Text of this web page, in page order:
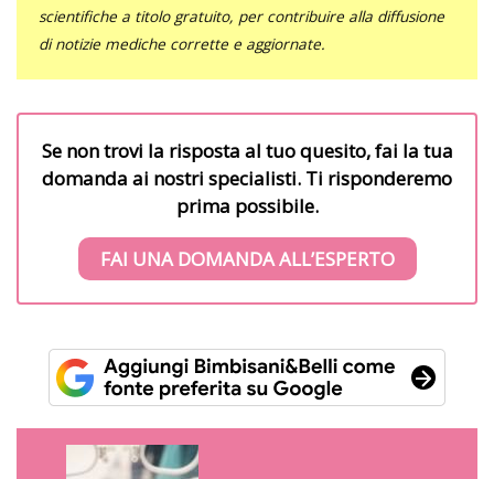
scientifiche a titolo gratuito, per contribuire alla diffusione
di notizie mediche corrette e aggiornate.
Se non trovi la risposta al tuo quesito, fai la tua
domanda ai nostri specialisti. Ti risponderemo
prima possibile.
FAI UNA DOMANDA ALL’ESPERTO